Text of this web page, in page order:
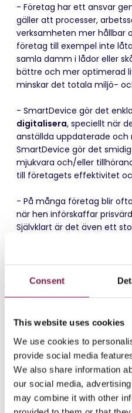
Consent
This website uses cookies
We use cookies to
provide social media
We also share information
our social media,
may combine it with other
- Företag har ett ansvar
gäller att processer,
verksamheten mer hållbar
företag till exempel inte
samla damm i lådor eller
bättre och mer optimerad
minskar det totala miljö-
- SmartDevice gör det
digitalisera, speciellt när
anställda uppdaterade
SmartDevice gör det
mjukvara och/eller
till företagets effektivitet
- På många företag blir ofta
när hen införskaffar
Självklart är det även ett
minskar på företagets
SmartDevice
smartphones som en
Kontakta
få veta mer
SmartDevice
Som du kan märker –